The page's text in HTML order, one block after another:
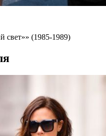
свет»» (1985-1989)